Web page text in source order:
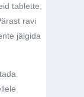
tablette,
ravi
jälgida